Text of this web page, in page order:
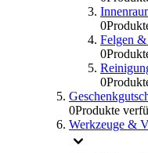
0
Felgen
0
0
0Produkte
Werkzeuge &